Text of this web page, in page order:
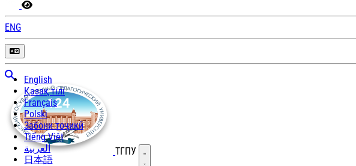
ENG
English
Қазақ тілі
Français
Polski
Забони тоҷикӣ
Tiếng Việt
العربية
日本語
ТГПУ Открыть меню